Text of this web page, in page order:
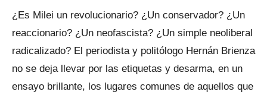
¿Es Milei un revolucionario? ¿Un conservador? ¿Un
reaccionario? ¿Un neofascista? ¿Un simple neoliberal
radicalizado? El periodista y politólogo Hernán Brienza
no se deja llevar por las etiquetas y desarma, en un
ensayo brillante, los lugares comunes de aquellos que